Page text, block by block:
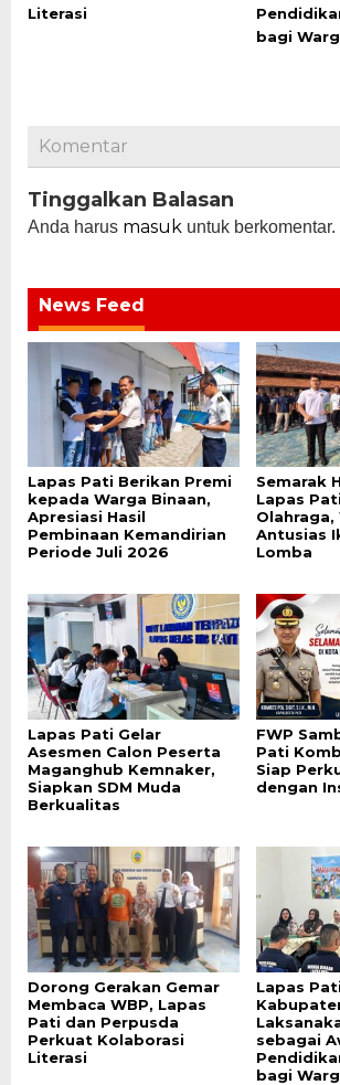
Literasi
bagi
Komentar
Tinggalkan Balasan
Anda harus masuk untuk berkomentar.
News Feed
Lapas Pati Berikan Premi
kepada Warga Binaan,
Apresiasi Hasil
Pembinaan Kemandirian
Periode Juli 2026
Semarak
Lapas
Olahraga,
Antusias
Lomba
Lapas Pati Gelar
Asesmen Calon Peserta
Maganghub Kemnaker,
Siapkan SDM Muda
Berkualitas
FWP
Pati
Siap
dengan
Dorong Gerakan Gemar
Membaca WBP, Lapas
Pati dan Perpusda
Perkuat Kolaborasi
Literasi
Lapas
sebagai
bagi